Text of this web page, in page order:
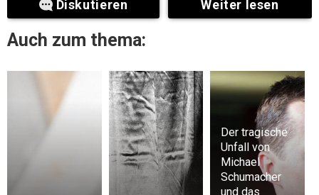
Diskutieren Weiter lesen
Auch zum thema:
Der tragische
Unfall von
Michael
Schumacher
und das